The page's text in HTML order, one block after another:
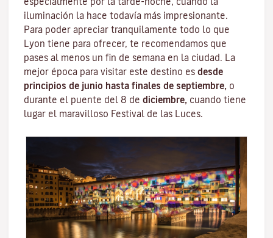
iluminación la hace todavía más impresionante.
Para poder apreciar tranquilamente todo lo que
Lyon tiene para ofrecer, te recomendamos que
pases al menos un fin de semana en la ciudad. La
mejor época para visitar este destino es desde
principios de junio hasta finales de septiembre, o
durante el puente del 8 de diciembre, cuando tiene
lugar el maravilloso Festival de las Luces.